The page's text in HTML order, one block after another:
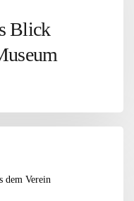
Blick
dem Verein